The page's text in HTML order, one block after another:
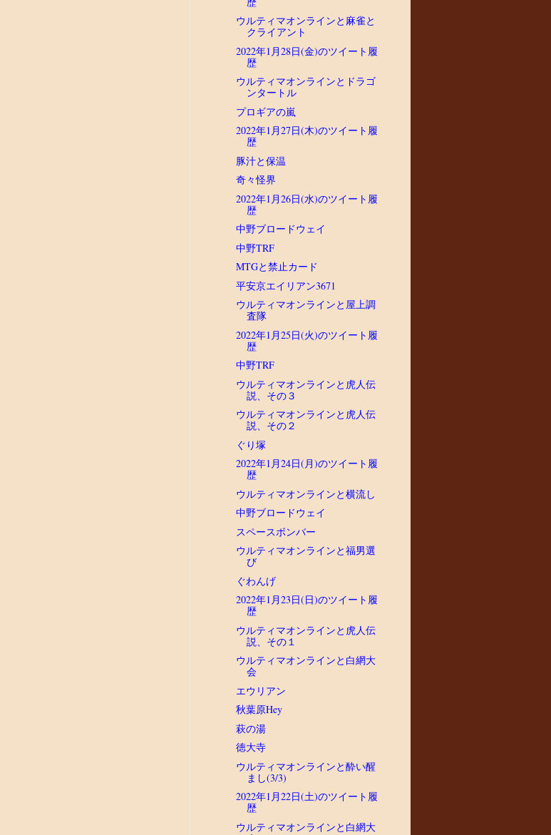
ウルティマオンラインと麻雀と
クライアント
2022年1月28日(金)のツイート履
歴
ウルティマオンラインとドラゴ
ンタートル
プロギアの嵐
2022年1月27日(木)のツイート履
歴
豚汁と保温
奇々怪界
2022年1月26日(水)のツイート履
歴
中野ブロードウェイ
中野TRF
MTGと禁止カード
平安京エイリアン3671
ウルティマオンラインと屋上調
査隊
2022年1月25日(火)のツイート履
歴
中野TRF
ウルティマオンラインと虎人伝
説、その３
ウルティマオンラインと虎人伝
説、その２
ぐり塚
2022年1月24日(月)のツイート履
歴
ウルティマオンラインと横流し
中野ブロードウェイ
スペースボンバー
ウルティマオンラインと福男選
び
ぐわんげ
2022年1月23日(日)のツイート履
歴
ウルティマオンラインと虎人伝
説、その１
ウルティマオンラインと白網大
会
エウリアン
秋葉原Hey
萩の湯
徳大寺
ウルティマオンラインと酔い醒
まし(3/3)
2022年1月22日(土)のツイート履
歴
ウルティマオンラインと白網大